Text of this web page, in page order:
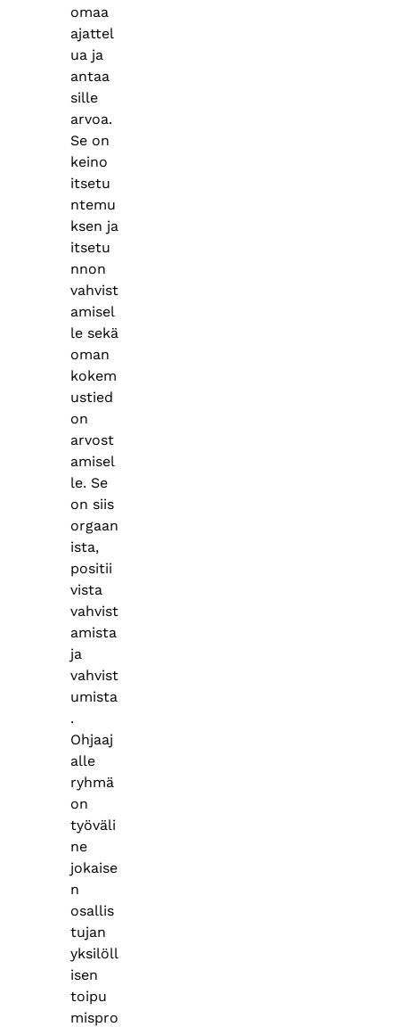
omaa
ajattel
ua ja
antaa
sille
arvoa.
Se on
keino
itsetu
ntemu
ksen ja
itsetu
nnon
vahvist
amisel
le sekä
oman
kokem
ustied
on
arvost
amisel
le. Se
on siis
orgaan
ista,
positii
vista
vahvist
amista
ja
vahvist
umista
.
Ohjaaj
alle
ryhmä
on
työväli
ne
jokaise
n
osallis
tujan
yksilöll
isen
toipu
mispro